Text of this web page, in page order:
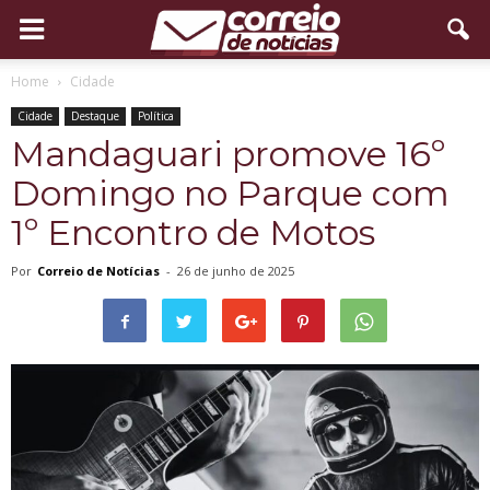
Home Cidade
Cidade Destaque Política
Mandaguari promove 16º
Domingo no Parque com
1º Encontro de Motos
Por Correio de Notícias - 26 de junho de 2025